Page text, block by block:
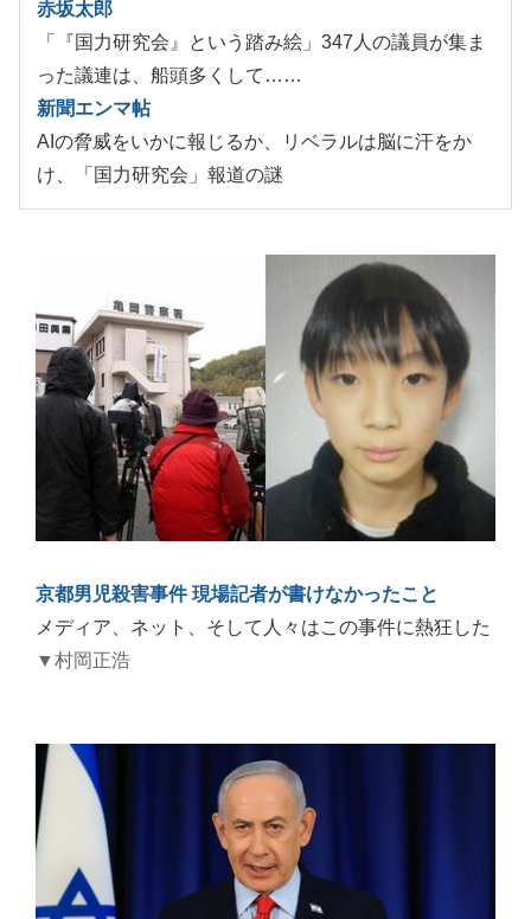
赤坂太郎
「『国力研究会』という踏み絵」347人の議員が集ま
った議連は、船頭多くして……
新聞エンマ帖
AIの脅威をいかに報じるか、リベラルは脳に汗をか
け、「国力研究会」報道の謎
京都男児殺害事件 現場記者が書けなかったこと
メディア、ネット、そして人々はこの事件に熱狂した
▼村岡正浩